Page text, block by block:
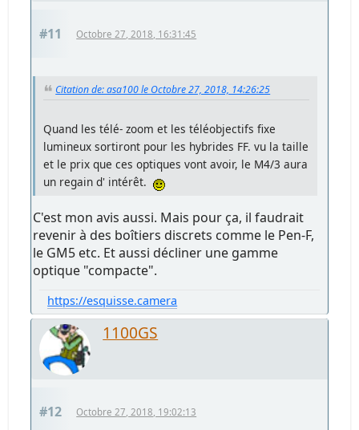
#11 Octobre 27, 2018, 16:31:45
Citation de: asa100 le Octobre 27, 2018, 14:26:25
Quand les télé- zoom et les téléobjectifs fixe
lumineux sortiront pour les hybrides FF. vu la taille
et le prix que ces optiques vont avoir, le M4/3 aura
un regain d' intérêt.
C'est mon avis aussi. Mais pour ça, il faudrait
revenir à des boîtiers discrets comme le Pen-F,
le GM5 etc. Et aussi décliner une gamme
optique "compacte".
https://esquisse.camera
1100GS
#12 Octobre 27, 2018, 19:02:13